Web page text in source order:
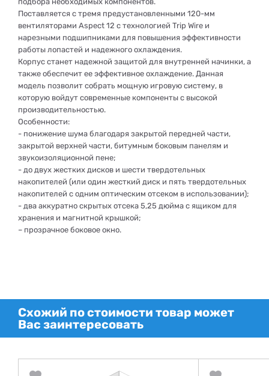
Поставляется с тремя предустановленными 120-мм
вентиляторами Aspect 12 с технологией Trip Wire и
нарезными подшипниками для повышения эффективности
работы лопастей и надежного охлаждения.
Корпус станет надежной защитой для внутренней начинки, а
также обеспечит ее эффективное охлаждение. Данная
модель позволит собрать мощную игровую систему, в
которую войдут современные компоненты с высокой
производительностью.
Особенности:
- понижение шума благодаря закрытой передней части,
закрытой верхней части, битумным боковым панелям и
звукоизоляционной пене;
- до двух жестких дисков и шести твердотельных
накопителей (или один жесткий диск и пять твердотельных
накопителей с одним оптическим отсеком в использовании);
- два аккуратно скрытых отсека 5,25 дюйма с ящиком для
хранения и магнитной крышкой;
– прозрачное боковое окно.
Схожий по стоимости товар может
Вас заинтересовать